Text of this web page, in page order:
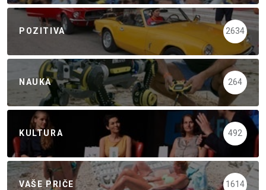
POZITIVA 2634
NAUKA 264
KULTURA 492
VAŠE PRIČE 1614